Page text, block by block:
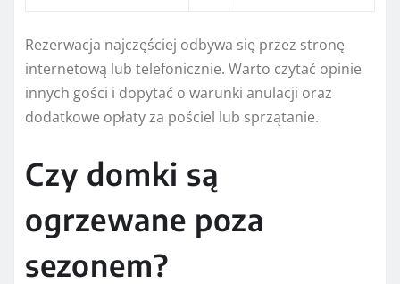
Rezerwacja najczęściej odbywa się przez stronę
internetową lub telefonicznie. Warto czytać opinie
innych gości i dopytać o warunki anulacji oraz
dodatkowe opłaty za pościel lub sprzątanie.
Czy domki są
ogrzewane poza
sezonem?